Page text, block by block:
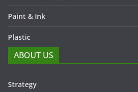
Paint & Ink
Plastic
ABOUT US
Strategy